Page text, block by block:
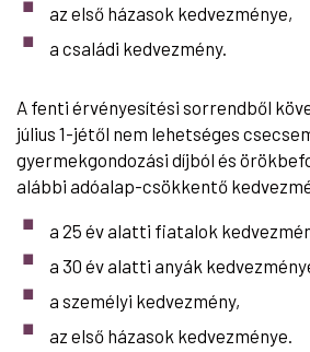
az első házasok kedvezménye,
a családi kedvezmény.
A fenti érvényesítési sorrendből
július 1-jétől nem lehetséges
gyermekgondozási díjból és
alábbi adóalap-csökkentő
a 25 év alatti fiatalok
a 30 év alatti anyák
a személyi kedvezmény,
az első házasok kedvezménye.